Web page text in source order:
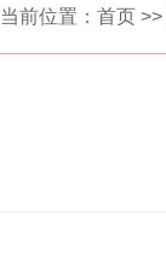
当前位置： 首页 >>